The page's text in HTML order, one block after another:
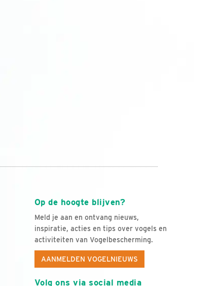
Op de hoogte blijven?
Meld je aan en ontvang nieuws,
inspiratie, acties en tips over vogels en
activiteiten van Vogelbescherming.
AANMELDEN VOGELNIEUWS
Volg ons via social media